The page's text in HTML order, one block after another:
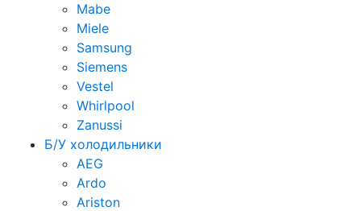
Mabe
Miele
Samsung
Siemens
Vestel
Whirlpool
Zanussi
Б/У холодильники
AEG
Ardo
Ariston